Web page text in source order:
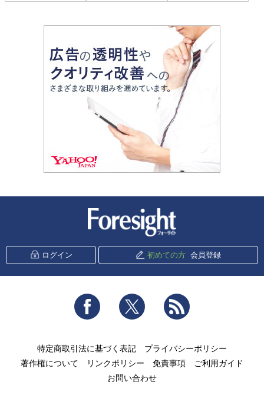
ログイン 初めての方 会員登録
Facebook Twitter
特定商取引法に基づく表記
プライバシーポリシー
著作権について
リンクポリシー 免責事項
ご利用ガイド
お問い合わせ